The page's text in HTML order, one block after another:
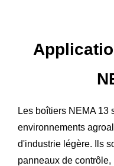
Les boîtiers NEMA 13
environnements
d'industrie légère. Ils
panneaux de